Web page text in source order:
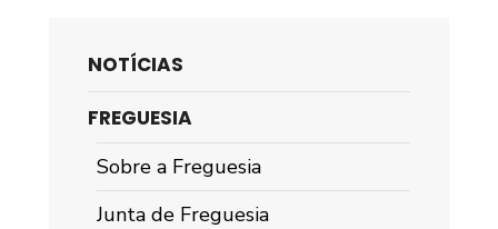
NOTÍCIAS
FREGUESIA
Sobre a Freguesia
Junta de Freguesia